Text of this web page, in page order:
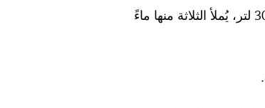
: ”أعرف فلاحين لجأوا إلى اقتناء صهاريج، سعة الواحد منها 3000 لتر، يُملأ الثلاثة منها ماءً